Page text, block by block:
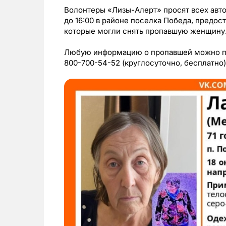
Волонтеры «Лизы-Алерт» просят всех
до 16:00 в районе поселка Победа,
которые могли снять пропавшую
Любую информацию о пропавшей можно
800-700-54-52 (круглосуточно,